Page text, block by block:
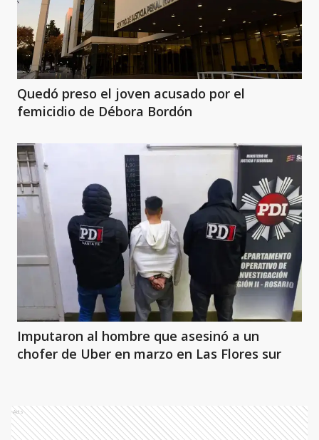
Quedó preso el joven acusado por el
femicidio de Débora Bordón
Imputaron al hombre que asesinó a un
chofer de Uber en marzo en Las Flores sur
Ads